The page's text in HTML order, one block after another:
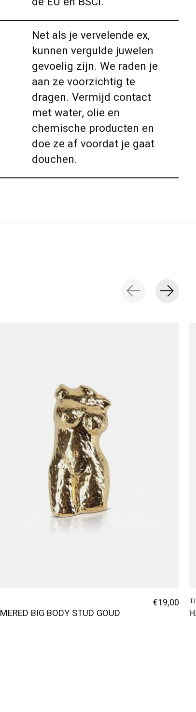
Net als je vervelende ex,
kunnen vergulde juwelen
gevoelig zijn. We raden je
aan ze voorzichtig te
dragen. Vermijd contact
met water, olie en
chemische producten en
doe ze af voordat je gaat
douchen.
BIG BODY STUD GOUD
€19,00